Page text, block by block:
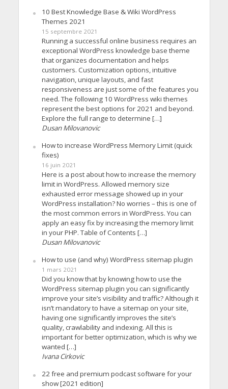
10 Best Knowledge Base & Wiki WordPress
Themes 2021
15 septembre 2021
Running a successful online business requires an
exceptional WordPress knowledge base theme
that organizes documentation and helps
customers. Customization options, intuitive
navigation, unique layouts, and fast
responsiveness are just some of the features you
need. The following 10 WordPress wiki themes
represent the best options for 2021 and beyond.
Explore the full range to determine […]
Dusan Milovanovic
How to increase WordPress Memory Limit (quick
fixes)
16 juin 2021
Here is a post about how to increase the memory
limit in WordPress. Allowed memory size
exhausted error message showed up in your
WordPress installation? No worries – this is one of
the most common errors in WordPress. You can
apply an easy fix by increasing the memory limit
in your PHP. Table of Contents […]
Dusan Milovanovic
How to use (and why) WordPress sitemap plugin
1 mars 2021
Did you know that by knowing how to use the
WordPress sitemap plugin you can significantly
improve your site’s visibility and traffic? Although it
isn’t mandatory to have a sitemap on your site,
having one significantly improves the site’s
quality, crawlability and indexing. All this is
important for better optimization, which is why we
wanted […]
Ivana Cirkovic
22 free and premium podcast software for your
show [2021 edition]